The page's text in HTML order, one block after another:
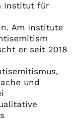
Institut für
Am Institute
er seit 2018
und